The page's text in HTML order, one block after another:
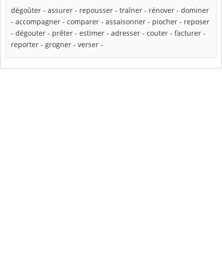
dégoûter - assurer - repousser - traîner - rénover - dominer
- accompagner - comparer - assaisonner - piocher - reposer
- dégouter - prêter - estimer - adresser - couter - facturer -
reporter - grogner - verser -